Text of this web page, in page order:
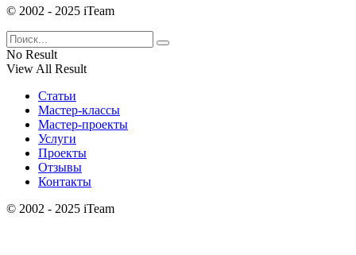
© 2002 - 2025 iTeam
No Result
View All Result
Статьи
Мастер-классы
Мастер-проекты
Услуги
Проекты
Отзывы
Контакты
© 2002 - 2025 iTeam